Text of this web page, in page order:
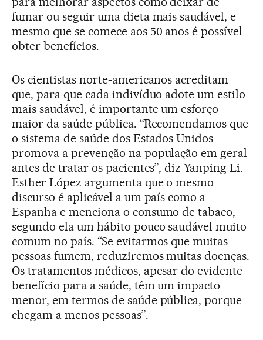
fumar ou seguir uma dieta mais saudável, e
mesmo que se comece aos 50 anos é possível
obter benefícios.
Os cientistas norte-americanos acreditam
que, para que cada indivíduo adote um estilo
mais saudável, é importante um esforço
maior da saúde pública. “Recomendamos que
o sistema de saúde dos Estados Unidos
promova a prevenção na população em geral
antes de tratar os pacientes”, diz Yanping Li.
Esther López argumenta que o mesmo
discurso é aplicável a um país como a
Espanha e menciona o consumo de tabaco,
segundo ela um hábito pouco saudável muito
comum no país. “Se evitarmos que muitas
pessoas fumem, reduziremos muitas doenças.
Os tratamentos médicos, apesar do evidente
benefício para a saúde, têm um impacto
menor, em termos de saúde pública, porque
chegam a menos pessoas”.